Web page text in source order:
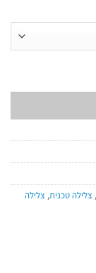
, צלילה טכנית, צלילה